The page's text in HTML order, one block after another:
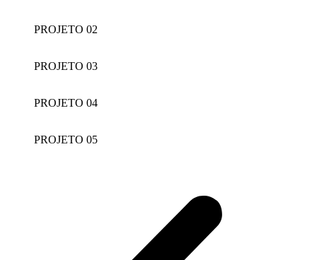
PROJETO 02
PROJETO 03
PROJETO 04
PROJETO 05